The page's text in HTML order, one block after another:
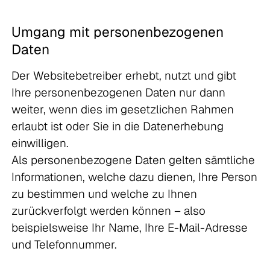
Umgang mit personenbezogenen
Daten
Der Websitebetreiber erhebt, nutzt und gibt
Ihre personenbezogenen Daten nur dann
weiter, wenn dies im gesetzlichen Rahmen
erlaubt ist oder Sie in die Datenerhebung
einwilligen.
Als personenbezogene Daten gelten sämtliche
Informationen, welche dazu dienen, Ihre Person
zu bestimmen und welche zu Ihnen
zurückverfolgt werden können – also
beispielsweise Ihr Name, Ihre E-Mail-Adresse
und Telefonnummer.